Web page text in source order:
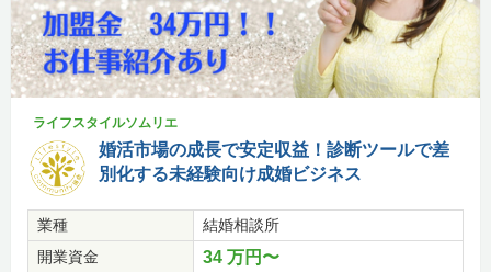
ライフスタイルソムリエ
婚活市場の成長で安定収益！診断ツールで差
別化する未経験向け成婚ビジネス
業種
結婚相談所
開業資金
34 万円〜